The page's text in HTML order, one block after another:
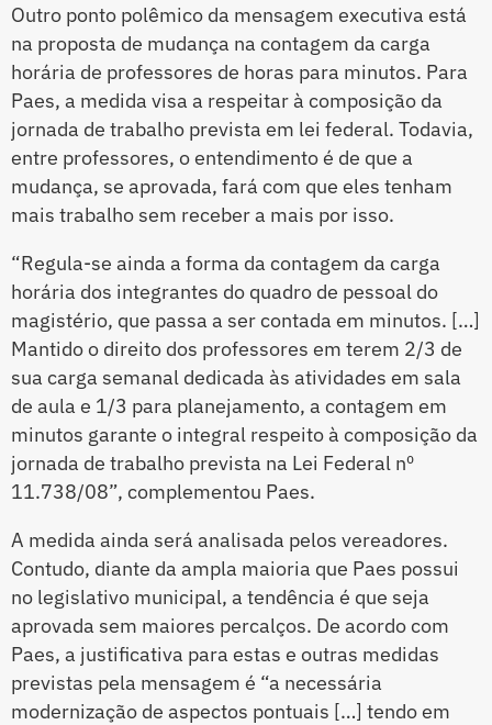
Outro ponto polêmico da mensagem executiva está
na proposta de mudança na contagem da carga
horária de professores de horas para minutos. Para
Paes, a medida visa a respeitar à composição da
jornada de trabalho prevista em lei federal. Todavia,
entre professores, o entendimento é de que a
mudança, se aprovada, fará com que eles tenham
mais trabalho sem receber a mais por isso.
“Regula-se ainda a forma da contagem da carga
horária dos integrantes do quadro de pessoal do
magistério, que passa a ser contada em minutos. […]
Mantido o direito dos professores em terem 2/3 de
sua carga semanal dedicada às atividades em sala
de aula e 1/3 para planejamento, a contagem em
minutos garante o integral respeito à composição da
jornada de trabalho prevista na Lei Federal nº
11.738/08”, complementou Paes.
A medida ainda será analisada pelos vereadores.
Contudo, diante da ampla maioria que Paes possui
no legislativo municipal, a tendência é que seja
aprovada sem maiores percalços. De acordo com
Paes, a justificativa para estas e outras medidas
previstas pela mensagem é “a necessária
modernização de aspectos pontuais […] tendo em